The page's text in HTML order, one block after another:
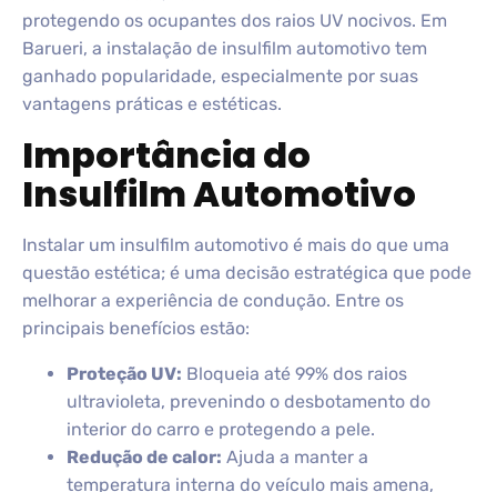
protegendo os ocupantes dos raios UV nocivos. Em
Barueri, a instalação de insulfilm automotivo tem
ganhado popularidade, especialmente por suas
vantagens práticas e estéticas.
Importância do
Insulfilm Automotivo
Instalar um insulfilm automotivo é mais do que uma
questão estética; é uma decisão estratégica que pode
melhorar a experiência de condução. Entre os
principais benefícios estão:
Proteção UV: Bloqueia até 99% dos raios
ultravioleta, prevenindo o desbotamento do
interior do carro e protegendo a pele.
Redução de calor: Ajuda a manter a
temperatura interna do veículo mais amena,